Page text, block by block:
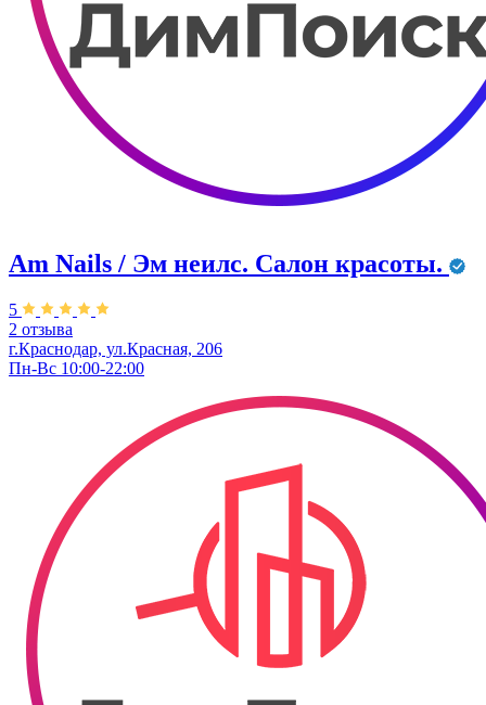
Am Nails / Эм неилс. Салон красоты.
5
2 отзыва
г.Краснодар, ул.Красная, 206
Пн-Вс 10:00-22:00